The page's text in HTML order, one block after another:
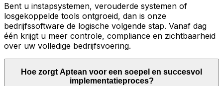
Bent u instapsystemen, verouderde systemen of
losgekoppelde tools ontgroeid, dan is onze
bedrijfssoftware de logische volgende stap. Vanaf dag
één krijgt u meer controle, compliance en zichtbaarheid
over uw volledige bedrijfsvoering.
Hoe zorgt Aptean voor een soepel en succesvol
implementatieproces?